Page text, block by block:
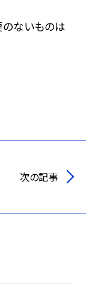
のないものは
次の記事